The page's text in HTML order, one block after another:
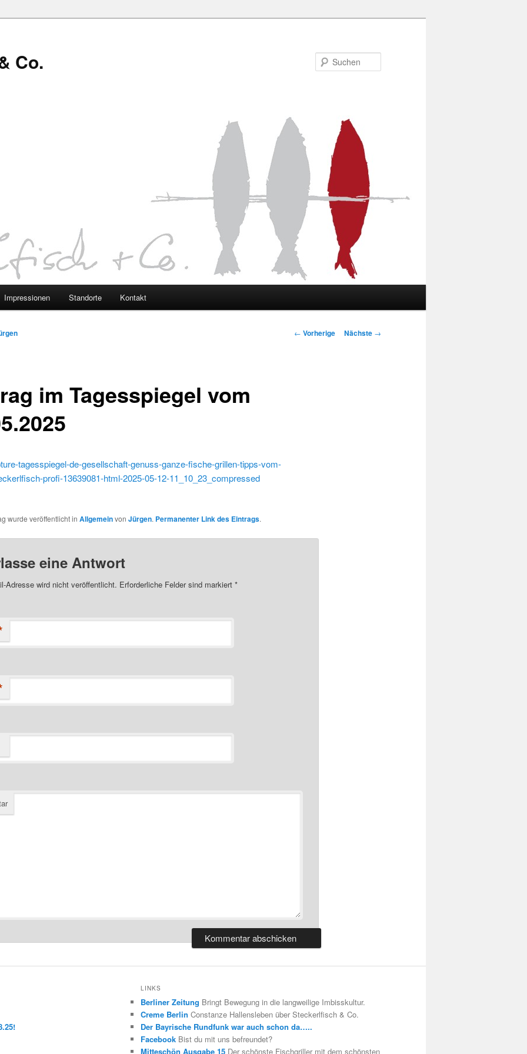
Co.
Impressionen Standorte Kontakt
Artikelnavigation
← Vorherige Nächste →
im Tagesspiegel vom
tagesspiegel-de-gesellschaft-genuss-ganze-fische-grillen-tipps-vom-
profi-13639081-html-2025-05-12-11_10_23_compressed
wurde veröffentlicht in Allgemeinvon Jürgen. Permanenter Link des Eintrags.
eine Antwort
Adresse wird nicht veröffentlicht. Erforderliche Felder sind markiert *
LINKS
Berliner Zeitung Bringt Bewegung in die langweilige Imbisskultur.
Creme Berlin Constanze Hallensleben über Steckerlfisch & Co.
Der Bayrische Rundfunk war auch schon da…..
Facebook Bist du mit uns befreundet?
Mitteschön Ausgabe 15 Der schönste Fischgriller mit dem schönsten